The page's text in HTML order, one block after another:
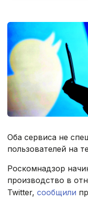
Оба сервиса не
пользователей на
Роскомнадзор
производство в
Twitter, сообщили